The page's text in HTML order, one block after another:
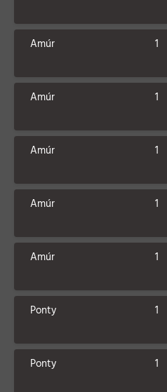
Amúr 1
Amúr 1
Amúr 1
Amúr 1
Amúr 1
Ponty 1
Ponty 1